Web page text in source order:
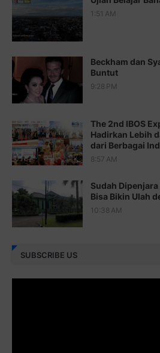
http://j.mp/2brHsFz
Juz 18 ⇨ http://j.mp/2b8SCfc
Juz 19 ⇨http://j.mp/2bFSq95
Juz 20 ⇨http://j.mp/2brI1zc
Juz 21 ⇨http://j.mp/2b8VcBO
Juz 22 ⇨http://j.mp/2bFRxNP
Juz 23 ⇨http://j.mp/2brItxm
Juz 25 ⇨http://j.mp/2brImlf
Juz 26 ⇨http://j.mp/2bFRHF2
1:51 AM
Beckham dan
Buntut
9:28 PM
The 2nd IBOS
Hadirkan Lebih
dari Berbagai
8:57 AM
Sudah
Bisa Bikin Ulah
10:38 AM
SUBSCRIBE US